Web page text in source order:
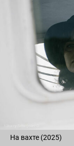
На вахте (2025)